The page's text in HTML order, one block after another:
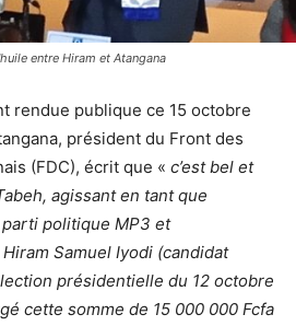
entre Hiram et Atangana
rendue publique ce 15 octobre
président du Front des
(FDC), écrit que « c’est bel et
agissant en tant que
politique MP3 et
Samuel Iyodi (candidat
présidentielle du 12 octobre
cette somme de 15 000 000 Fcfa